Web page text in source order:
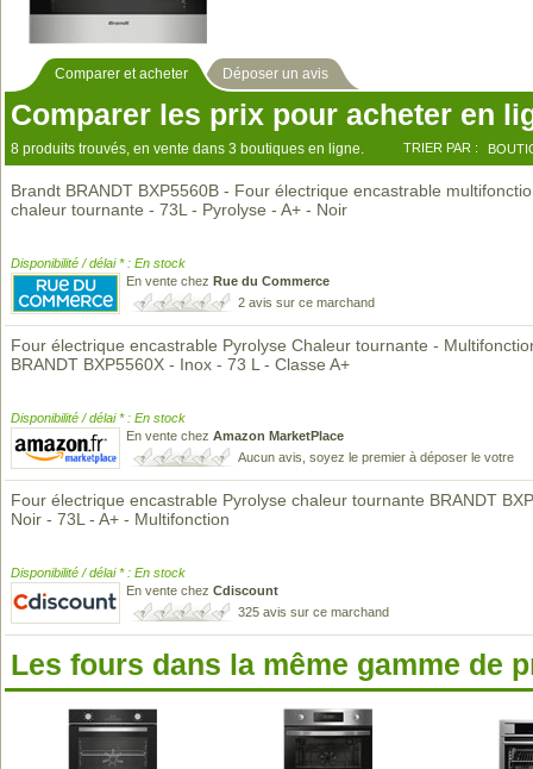
Comparer et acheter Déposer un avis
Comparer les prix pour acheter en
8 produits trouvés, en vente dans 3 boutiques en ligne. TRIER PAR :
Brandt BRANDT BXP5560B - Four électrique encastrable
chaleur tournante - 73L - Pyrolyse - A+ - Noir
Disponibilité / délai * : En stock
En vente chez Rue du Commerce
2 avis sur ce marchand
Four électrique encastrable Pyrolyse Chaleur tournante -
BRANDT BXP5560X - Inox - 73 L - Classe A+
Disponibilité / délai * : En stock
En vente chez Amazon MarketPlace
Aucun avis, soyez le premier à déposer le votre
Four électrique encastrable Pyrolyse chaleur tournante BRANDT
Noir - 73L - A+ - Multifonction
Disponibilité / délai * : En stock
En vente chez Cdiscount
325 avis sur ce marchand
Les fours dans la même gamme de